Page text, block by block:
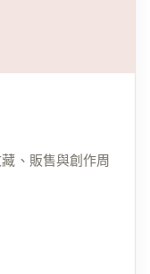
、販售與創作周